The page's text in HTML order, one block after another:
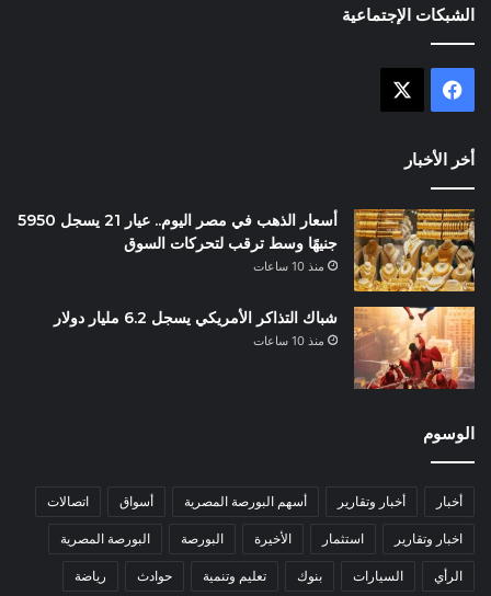
الشبكات الإجتماعية
فيسبوك
أخر الأخبار
أسعار الذهب في مصر اليوم.. عيار 21 يسجل 5950
جنيهًا وسط ترقب لتحركات السوق
منذ 10 ساعات
شباك التذاكر الأمريكي يسجل 6.2 مليار دولار
منذ 10 ساعات
الوسوم
أخبار أخبار وتقارير أسهم البورصة المصرية أسواق اتصالات
اخبار وتقارير استثمار الأخيرة البورصة البورصة المصرية
الرأي السيارات بنوك تعليم وتنمية حوادث رياضة